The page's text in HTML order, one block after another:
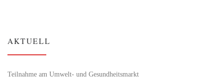
AKTUELL
Teilnahme am Umwelt- und Gesundheitsmarkt